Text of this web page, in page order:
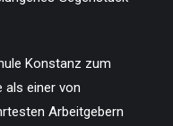
Konstanz zum
als einer von
Arbeitgebern